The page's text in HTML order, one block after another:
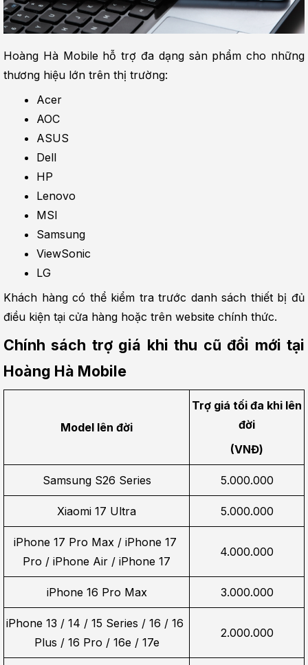
Hoàng Hà Mobile hỗ trợ đa dạng sản phẩm cho những
thương hiệu lớn trên thị trường:
Acer
AOC
ASUS
Dell
HP
Lenovo
MSI
Samsung
ViewSonic
LG
Khách hàng có thể kiểm tra trước danh sách thiết bị đủ
điều kiện tại cửa hàng hoặc trên website chính thức.
Chính sách trợ giá khi thu cũ đổi mới tại
Hoàng Hà Mobile
Model lên đời
Trợ giá tối đa khi lên
đời
(VNĐ)
Samsung S26 Series 5.000.000
Xiaomi 17 Ultra 5.000.000
iPhone 17 Pro Max / iPhone 17
Pro / iPhone Air / iPhone 17
4.000.000
iPhone 16 Pro Max 3.000.000
iPhone 13 / 14 / 15 Series / 16 / 16
Plus / 16 Pro / 16e / 17e
2.000.000